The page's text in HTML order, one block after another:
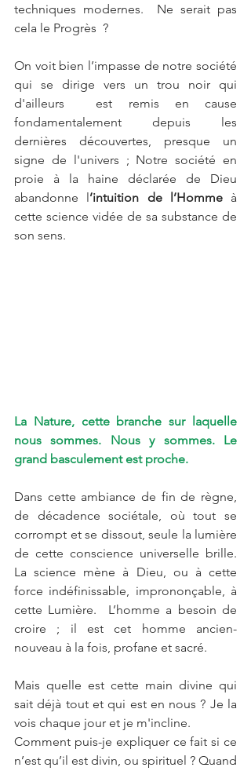
techniques modernes.  Ne serait pas
cela le Progrès  ?
On voit bien l’impasse de notre société
qui se dirige vers un trou noir qui
d'ailleurs  est remis en cause
fondamentalement depuis les
dernières découvertes, presque un
signe de l'univers ; Notre société en
proie à la haine déclarée de Dieu
abandonne l’intuition de l’Homme à
cette science vidée de sa substance de
son sens.
La Nature, cette branche sur laquelle
nous sommes. Nous y sommes. Le
grand basculement est proche.
Dans cette ambiance de fin de règne,
de décadence sociétale, où tout se
corrompt et se dissout, seule la lumière
de cette conscience universelle brille.
La science mène à Dieu, ou à cette
force indéfinissable, imprononçable, à
cette Lumière.  L’homme a besoin de
croire ; il est cet homme ancien-
nouveau à la fois, profane et sacré.
Mais quelle est cette main divine qui
sait déjà tout et qui est en nous ? Je la
vois chaque jour et je m'incline.
Comment puis-je expliquer ce fait si ce
n’est qu’il est divin, ou spirituel ? Quand